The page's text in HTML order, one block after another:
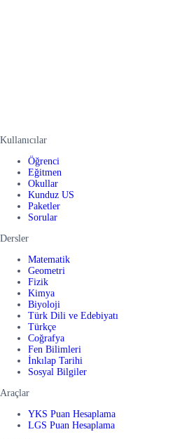
Kullanıcılar
Öğrenci
Eğitmen
Okullar
Kunduz US
Paketler
Sorular
Dersler
Matematik
Geometri
Fizik
Kimya
Biyoloji
Türk Dili ve Edebiyatı
Türkçe
Coğrafya
Fen Bilimleri
İnkılap Tarihi
Sosyal Bilgiler
Araçlar
YKS Puan Hesaplama
LGS Puan Hesaplama